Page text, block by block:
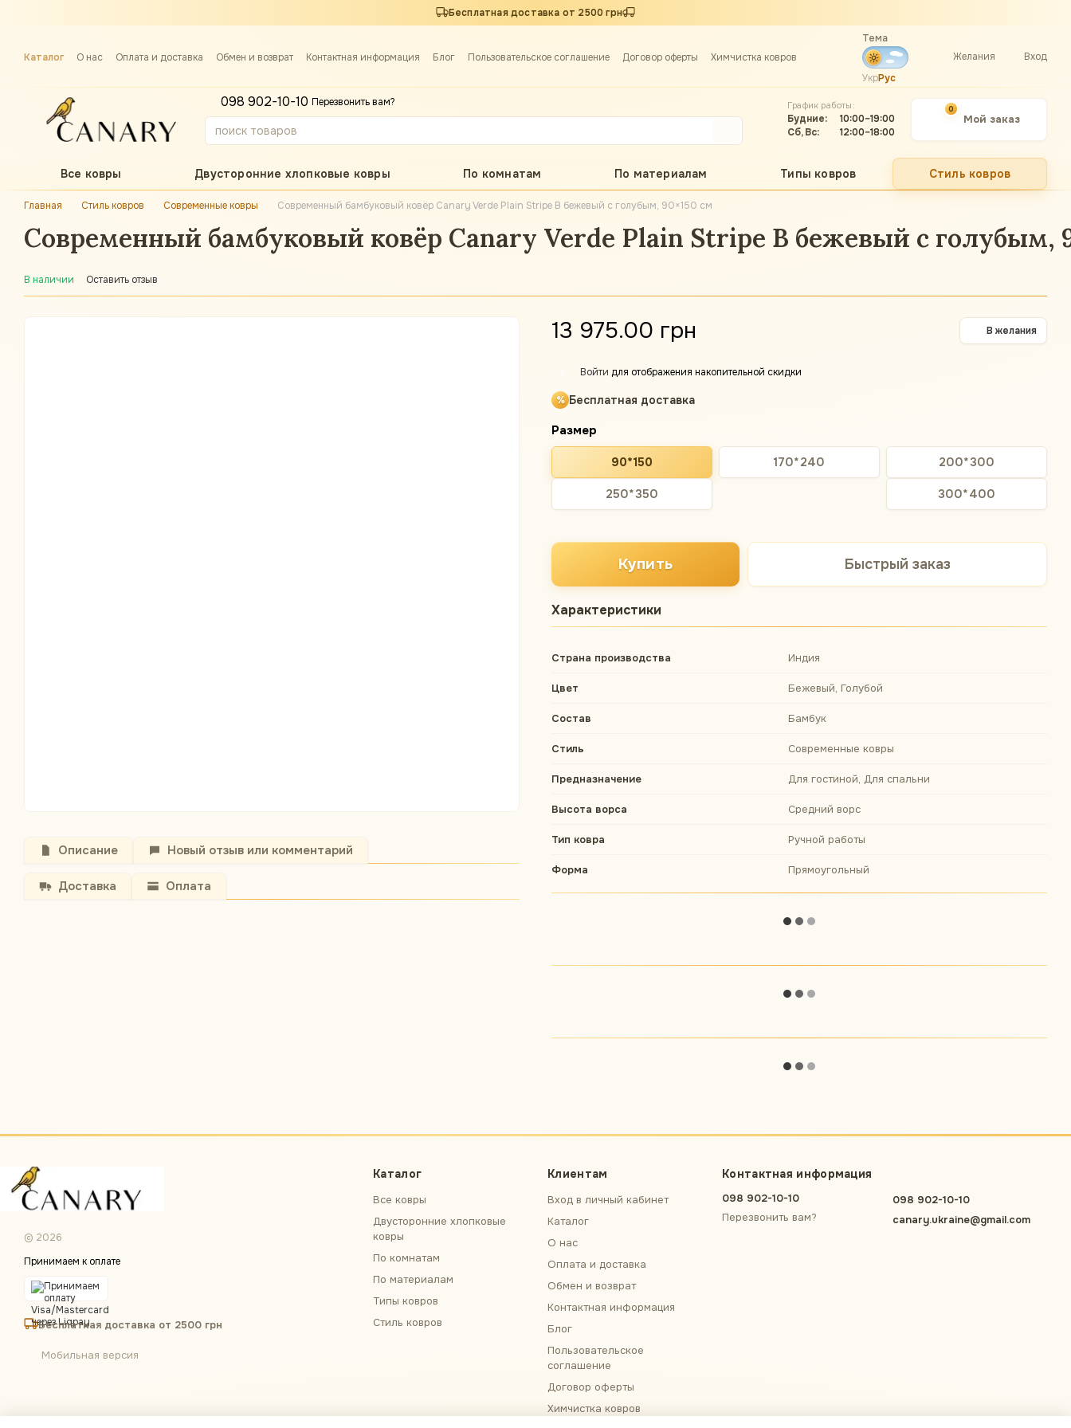
Бесплатная доставка от 2500 грн
Каталог О нас Оплата и доставка Обмен и возврат Контактная информация Блог Пользовательское соглашение Договор оферты
Химчистка ковров
Тема
УкрРус
Желания Вход
098 902-10-10 Перезвонить вам? График работы:
Будние:
10:00–19:00
Сб, Вс:
12:00–18:00
0
Мой заказ
Все ковры Двусторонние хлопковые ковры По комнатам По материалам Типы ковров Стиль ковров
Главная Стиль ковров Современные ковры Современный бамбуковый ковёр Canary Verde Plain Stripe B бежевый с голубым, 90×150 см
Современный бамбуковый ковёр Canary Verde Plain Stripe B бежевый с голубым,
В наличии Оставить отзыв
Описание Новый отзыв или комментарий
Доставка Оплата
13 975.00 грн В желания
Войти для отображения накопительной скидки
Бесплатная доставка
Размер
90*150
170*240
200*300
250*350
300*400
Купить Быстрый заказ
Характеристики
Страна производства Индия
Цвет Бежевый, Голубой
Состав Бамбук
Стиль Современные ковры
Предназначение Для гостиной, Для спальни
Высота ворса Средний ворс
Тип ковра Ручной работы
Форма Прямоугольный
© 2026
Принимаем к оплате
Бесплатная доставка от 2500 грн
Мобильная версия
Каталог
Все ковры
Двусторонние хлопковые
ковры
По комнатам
По материалам
Типы ковров
Стиль ковров
Клиентам
Вход в личный кабинет
Каталог
О нас
Оплата и доставка
Обмен и возврат
Контактная информация
Блог
Пользовательское
соглашение
Договор оферты
Химчистка ковров
Контактная информация
098 902-10-10
Перезвонить вам?
098 902-10-10
canary.ukraine@gmail.com